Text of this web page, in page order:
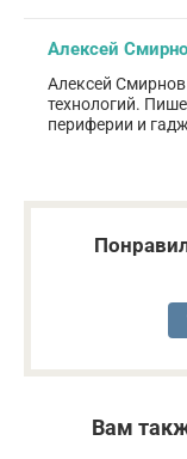
Алексей
Алексей
технологий.
периферии и
Вам